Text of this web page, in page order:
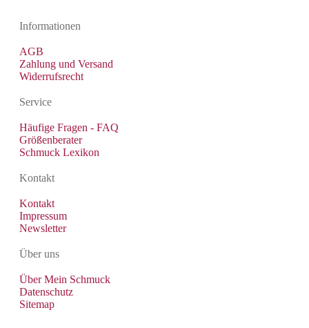
Informationen
AGB
Zahlung und Versand
Widerrufsrecht
Service
Häufige Fragen - FAQ
Größenberater
Schmuck Lexikon
Kontakt
Kontakt
Impressum
Newsletter
Über uns
Über Mein Schmuck
Datenschutz
Sitemap